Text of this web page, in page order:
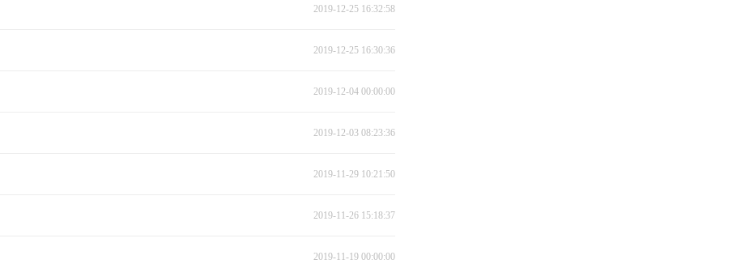
2019-12-25 16:32:58
2019-12-25 16:30:36
2019-12-04 00:00:00
2019-12-03 08:23:36
2019-11-29 10:21:50
2019-11-26 15:18:37
2019-11-19 00:00:00